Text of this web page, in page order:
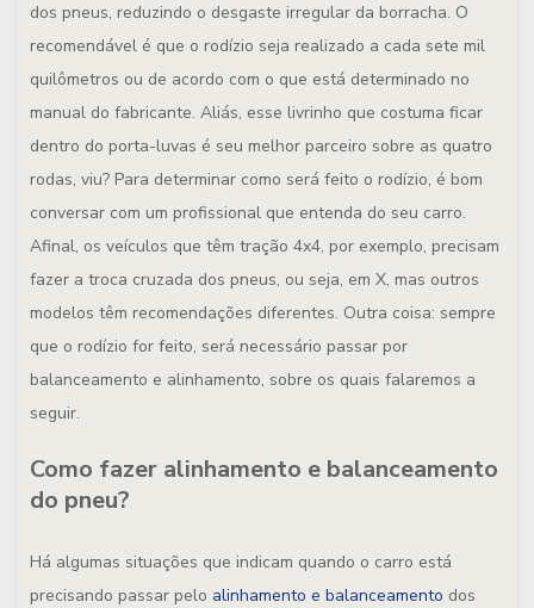
dos pneus, reduzindo o desgaste irregular da borracha. O
recomendável é que o rodízio seja realizado a cada sete mil
quilômetros ou de acordo com o que está determinado no
manual do fabricante. Aliás, esse livrinho que costuma ficar
dentro do porta-luvas é seu melhor parceiro sobre as quatro
rodas, viu? Para determinar como será feito o rodízio, é bom
conversar com um profissional que entenda do seu carro.
Afinal, os veículos que têm tração 4x4, por exemplo, precisam
fazer a troca cruzada dos pneus, ou seja, em X, mas outros
modelos têm recomendações diferentes. Outra coisa: sempre
que o rodízio for feito, será necessário passar por
balanceamento e alinhamento, sobre os quais falaremos a
seguir.
Como fazer alinhamento e balanceamento
do pneu?
Há algumas situações que indicam quando o carro está
precisando passar pelo alinhamento e balanceamento dos